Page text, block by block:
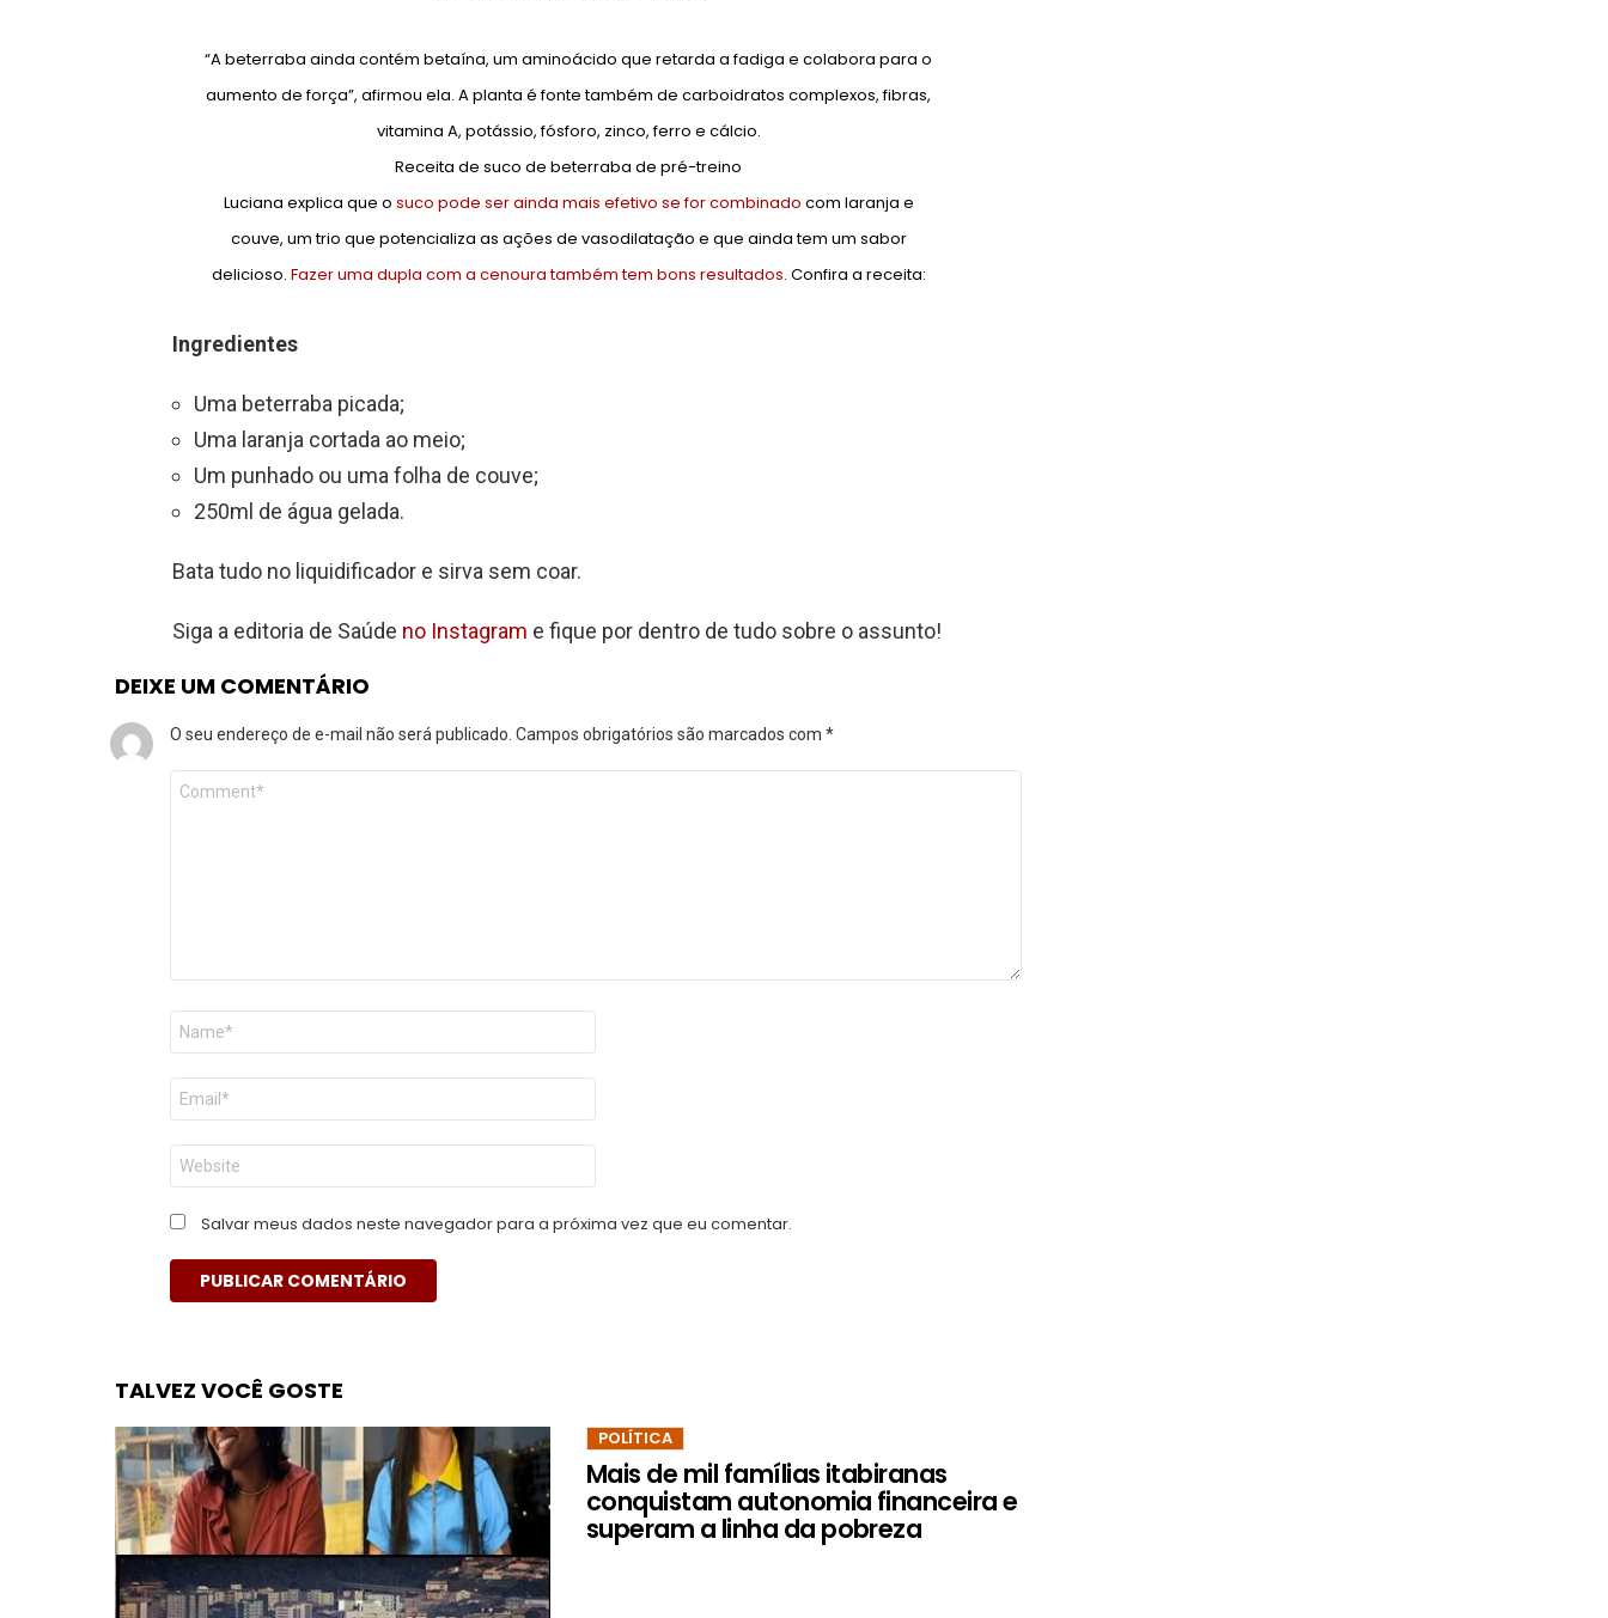
“A beterraba ainda contém betaína, um aminoácido que retarda a fadiga e colabora para o
aumento de força”, afirmou ela. A planta é fonte também de carboidratos complexos, fibras,
vitamina A, potássio, fósforo, zinco, ferro e cálcio.
Receita de suco de beterraba de pré-treino
Luciana explica que o suco pode ser ainda mais efetivo se for combinado com laranja e
couve, um trio que potencializa as ações de vasodilatação e que ainda tem um sabor
delicioso. Fazer uma dupla com a cenoura também tem bons resultados. Confira a receita:
Ingredientes
Uma beterraba picada;
Uma laranja cortada ao meio;
Um punhado ou uma folha de couve;
250ml de água gelada.
Bata tudo no liquidificador e sirva sem coar.
Siga a editoria de Saúde no Instagram e fique por dentro de tudo sobre o assunto!
DEIXE UM COMENTÁRIO
O seu endereço de e-mail não será publicado. Campos obrigatórios são marcados com *
Comentário
Nome
E-
mail
*
Site
Salvar meus dados neste navegador para a próxima vez que eu comentar.
TALVEZ VOCÊ GOSTE
POLÍTICA
Mais de mil famílias itabiranas
conquistam autonomia financeira e
superam a linha da pobreza